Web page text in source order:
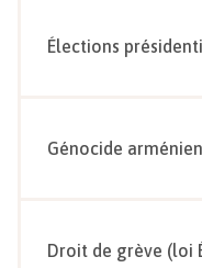
Élections
Génocide arménien
Droit de grève (loi